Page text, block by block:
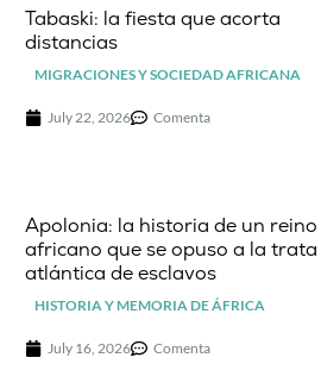
Tabaski: la fiesta que acorta
distancias
MIGRACIONES Y SOCIEDAD AFRICANA
July 22, 2026 Comenta
Apolonia: la historia de un reino
africano que se opuso a la trata
atlántica de esclavos
HISTORIA Y MEMORIA DE ÁFRICA
July 16, 2026 Comenta